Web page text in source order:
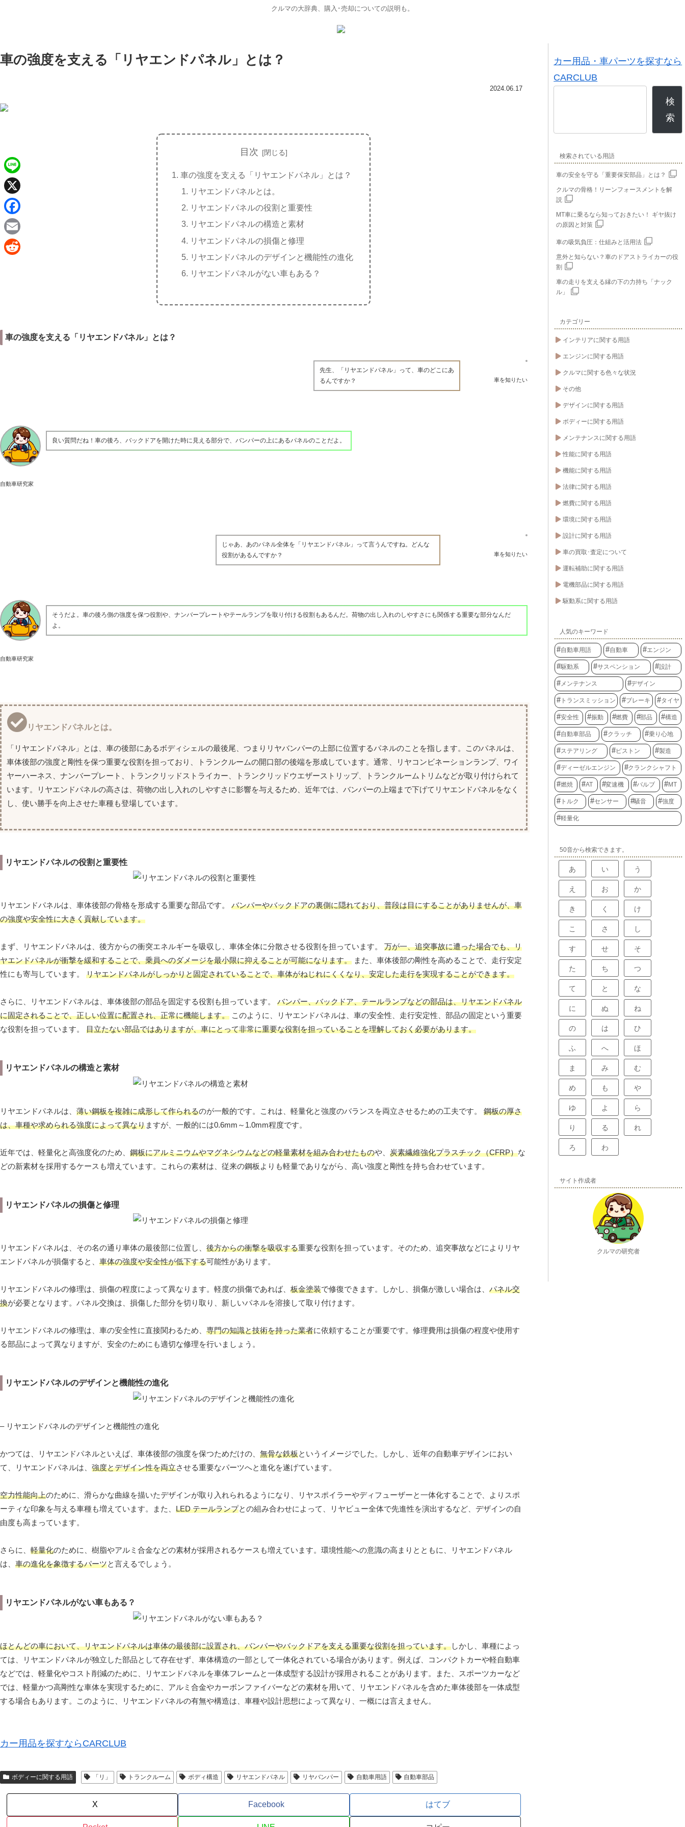
クルマの大辞典、購入･売却についての説明も。
車の強度を支える「リヤエンドパネル」とは？
2024.06.17
目次
車の強度を支える「リヤエンドパネル」とは？
リヤエンドパネルとは。
リヤエンドパネルの役割と重要性
リヤエンドパネルの構造と素材
リヤエンドパネルの損傷と修理
リヤエンドパネルのデザインと機能性の進化
リヤエンドパネルがない車もある？
車の強度を支える「リヤエンドパネル」とは？
車を知りたい
先生、「リヤエンドパネル」って、車のどこにあ
るんですか？
自動車研究家
良い質問だね！車の後ろ、バックドアを開けた時に見える部分で、バンパーの上にあるパネルのことだよ。
車を知りたい
じゃあ、あのパネル全体を「リヤエンドパネル」って言うんですね。どんな
役割があるんですか？
自動車研究家
そうだよ。車の後ろ側の強度を保つ役割や、ナンバープレートやテールランプを取り付ける役割もあるんだ。荷物の出し入れのしやすさにも関係する重要な部分なんだ
よ。
リヤエンドパネルとは。
「リヤエンドパネル」とは、車の後部にあるボディシェルの最後尾、つまりリヤバンパーの上部に位置するパネルのことを指します。このパネルは、
車体後部の強度と剛性を保つ重要な役割を担っており、トランクルームの開口部の後端を形成しています。通常、リヤコンビネーションランプ、ワイ
ヤーハーネス、ナンバープレート、トランクリッドストライカー、トランクリッドウエザーストリップ、トランクルームトリムなどが取り付けられて
います。リヤエンドパネルの高さは、荷物の出し入れのしやすさに影響を与えるため、近年では、バンパーの上端まで下げてリヤエンドパネルをなく
し、使い勝手を向上させた車種も登場しています。
リヤエンドパネルの役割と重要性
リヤエンドパネルは、車体後部の骨格を形成する重要な部品です。 バンパーやバックドアの裏側に隠れており、普段は目にすることがありませんが、車
の強度や安全性に大きく貢献しています。
まず、リヤエンドパネルは、後方からの衝突エネルギーを吸収し、車体全体に分散させる役割を担っています。 万が一、追突事故に遭った場合でも、リ
ヤエンドパネルが衝撃を緩和することで、乗員へのダメージを最小限に抑えることが可能になります。 また、車体後部の剛性を高めることで、走行安定
性にも寄与しています。 リヤエンドパネルがしっかりと固定されていることで、車体がねじれにくくなり、安定した走行を実現することができます。
さらに、リヤエンドパネルは、車体後部の部品を固定する役割も担っています。 バンパー、バックドア、テールランプなどの部品は、リヤエンドパネル
に固定されることで、正しい位置に配置され、正常に機能します。 このように、リヤエンドパネルは、車の安全性、走行安定性、部品の固定という重要
な役割を担っています。 目立たない部品ではありますが、車にとって非常に重要な役割を担っていることを理解しておく必要があります。
リヤエンドパネルの構造と素材
リヤエンドパネルは、 薄い鋼板を複雑に成形して作られるのが一般的です。これは、軽量化と強度のバランスを両立させるための工夫です。 鋼板の厚さ
は、車種や求められる強度によって異なりますが、一般的には0.6mm～1.0mm程度です。
近年では、軽量化と高強度化のため、 鋼板にアルミニウムやマグネシウムなどの軽量素材を組み合わせたものや、 炭素繊維強化プラスチック（CFRP）な
どの新素材を採用するケースも増えています。これらの素材は、従来の鋼板よりも軽量でありながら、高い強度と剛性を持ち合わせています。
リヤエンドパネルの損傷と修理
リヤエンドパネルは、その名の通り車体の最後部に位置し、 後方からの衝撃を吸収する重要な役割を担っています。そのため、追突事故などによりリヤ
エンドパネルが損傷すると、 車体の強度や安全性が低下する可能性があります。
リヤエンドパネルの修理は、損傷の程度によって異なります。軽度の損傷であれば、 板金塗装で修復できます。しかし、損傷が激しい場合は、 パネル交
換が必要となります。パネル交換は、損傷した部分を切り取り、新しいパネルを溶接して取り付けます。
リヤエンドパネルの修理は、車の安全性に直接関わるため、 専門の知識と技術を持った業者に依頼することが重要です。修理費用は損傷の程度や使用す
る部品によって異なりますが、安全のためにも適切な修理を行いましょう。
リヤエンドパネルのデザインと機能性の進化
– リヤエンドパネルのデザインと機能性の進化
かつては、リヤエンドパネルといえば、車体後部の強度を保つためだけの、 無骨な鉄板というイメージでした。しかし、近年の自動車デザインにおい
て、リヤエンドパネルは、 強度とデザイン性を両立させる重要なパーツへと進化を遂げています。
空力性能向上のために、滑らかな曲線を描いたデザインが取り入れられるようになり、リヤスポイラーやディフューザーと一体化することで、よりスポ
ーティな印象を与える車種も増えています。また、 LED テールランプとの組み合わせによって、リヤビュー全体で先進性を演出するなど、デザインの自
由度も高まっています。
さらに、 軽量化のために、樹脂やアルミ合金などの素材が採用されるケースも増えています。環境性能への意識の高まりとともに、リヤエンドパネル
は、 車の進化を象徴するパーツと言えるでしょう。
リヤエンドパネルがない車もある？
ほとんどの車において、リヤエンドパネルは車体の最後部に設置され、バンパーやバックドアを支える重要な役割を担っています。しかし、車種によっ
ては、リヤエンドパネルが独立した部品として存在せず、車体構造の一部として一体化されている場合があります。例えば、コンパクトカーや軽自動車
などでは、軽量化やコスト削減のために、リヤエンドパネルを車体フレームと一体成型する設計が採用されることがあります。また、スポーツカーなど
では、軽量かつ高剛性な車体を実現するために、アルミ合金やカーボンファイバーなどの素材を用いて、リヤエンドパネルを含めた車体後部を一体成型
する場合もあります。このように、リヤエンドパネルの有無や構造は、車種や設計思想によって異なり、一概には言えません。
カー用品を探すならCARCLUB
ボディーに関する用語 「リ」 トランクルーム ボディ構造 リヤエンドパネル リヤバンパー 自動車用語 自動車部品
X Facebook はてブ
カー用品・車パーツを探すなら
CARCLUB
検
索
検索されている用語
車の安全を守る「重要保安部品」とは？
クルマの骨格！リーンフォースメントを解
説
MT車に乗るなら知っておきたい！ ギヤ抜け
の原因と対策
車の吸気負圧：仕組みと活用法
意外と知らない？車のドアストライカーの役
割
車の走りを支える縁の下の力持ち「ナック
ル」
カテゴリー
インテリアに関する用語
エンジンに関する用語
クルマに関する色々な状況
その他
デザインに関する用語
ボディーに関する用語
メンテナンスに関する用語
性能に関する用語
機能に関する用語
法律に関する用語
燃費に関する用語
環境に関する用語
設計に関する用語
車の買取･査定について
運転補助に関する用語
電機部品に関する用語
駆動系に関する用語
人気のキーワード
自動車用語 自動車 エンジン
駆動系 サスペンション 設計
メンテナンス デザイン
トランスミッション ブレーキ タイヤ
安全性 振動 燃費 部品 構造
自動車部品 クラッチ 乗り心地
ステアリング ピストン 製造
ディーゼルエンジン クランクシャフト
燃焼 AT 変速機 バルブ MT
トルク センサー 騒音 強度
軽量化
50音から検索できます。
あ い う
え お か
き く け
こ さ し
す せ そ
た ち つ
て と な
に ぬ ね
の は ひ
ふ へ ほ
ま み む
め も や
ゆ よ ら
り る れ
ろ わ
サイト作成者
クルマの研究者
L
n
e
X
F
a
c
k
E